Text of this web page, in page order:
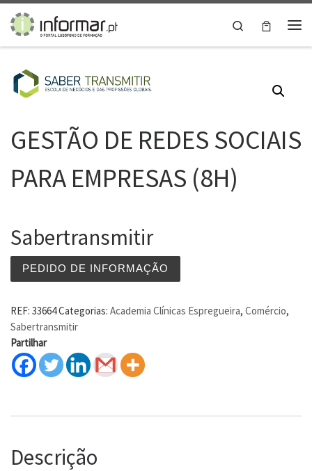
Skip to content
Search
GESTÃO DE REDES SOCIAIS
PARA EMPRESAS (8H)
Sabertransmitir
PEDIDO DE INFORMAÇÃO
REF: 33664Categorias: Academia Clínicas Espregueira, Comércio,
Sabertransmitir
Partilhar
Descrição